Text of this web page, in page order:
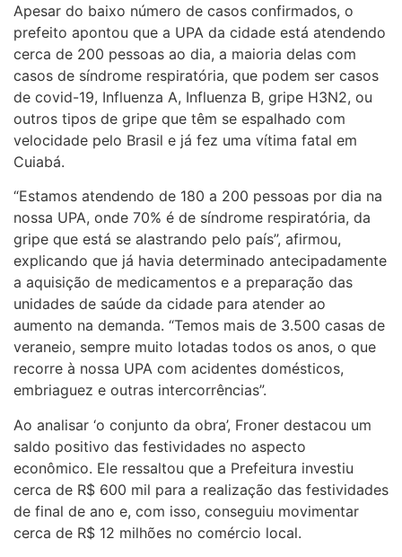
Apesar do baixo número de casos confirmados, o
prefeito apontou que a UPA da cidade está atendendo
cerca de 200 pessoas ao dia, a maioria delas com
casos de síndrome respiratória, que podem ser casos
de covid-19, Influenza A, Influenza B, gripe H3N2, ou
outros tipos de gripe que têm se espalhado com
velocidade pelo Brasil e já fez uma vítima fatal em
Cuiabá.
“Estamos atendendo de 180 a 200 pessoas por dia na
nossa UPA, onde 70% é de síndrome respiratória, da
gripe que está se alastrando pelo país”, afirmou,
explicando que já havia determinado antecipadamente
a aquisição de medicamentos e a preparação das
unidades de saúde da cidade para atender ao
aumento na demanda. “Temos mais de 3.500 casas de
veraneio, sempre muito lotadas todos os anos, o que
recorre à nossa UPA com acidentes domésticos,
embriaguez e outras intercorrências”.
Ao analisar ‘o conjunto da obra’, Froner destacou um
saldo positivo das festividades no aspecto
econômico. Ele ressaltou que a Prefeitura investiu
cerca de R$ 600 mil para a realização das festividades
de final de ano e, com isso, conseguiu movimentar
cerca de R$ 12 milhões no comércio local.